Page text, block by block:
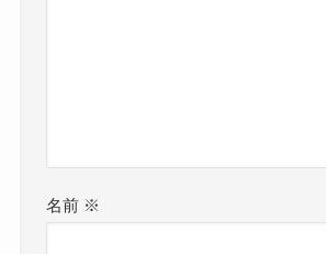
名前 ※